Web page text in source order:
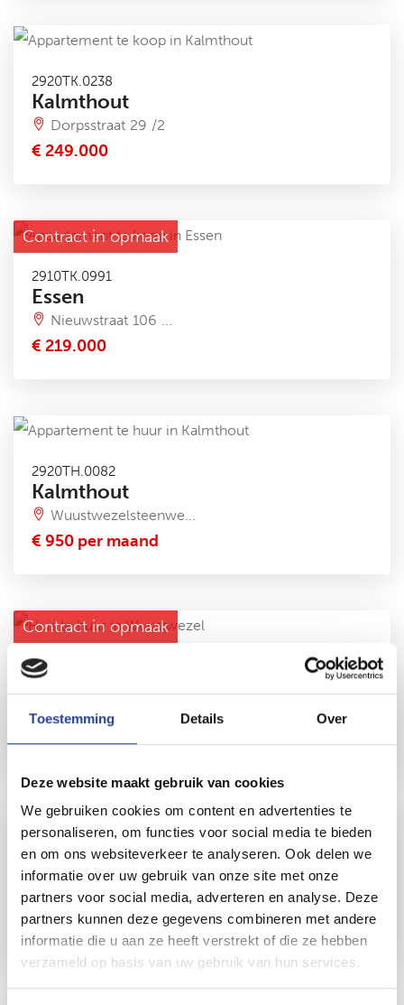
Toestemming Details Over
Deze website maakt gebruik van cookies
We gebruiken cookies om content en advertenties te
personaliseren, om functies voor social media te bieden
en om ons websiteverkeer te analyseren. Ook delen we
informatie over uw gebruik van onze site met onze
partners voor social media, adverteren en analyse. Deze
partners kunnen deze gegevens combineren met andere
informatie die u aan ze heeft verstrekt of die ze hebben
verzameld op basis van uw gebruik van hun services.
2920TK.0238
Kalmthout
Dorpsstraat 29 /2
€ 249.000
Contract in opmaak
2910TK.0991
Essen
Nieuwstraat 106 ...
€ 219.000
2920TH.0082
Kalmthout
Wuustwezelsteenwe...
€ 950 per maand
Contract in opmaak
2990TH.0076
Wuustwezel
Hofakker 26
2920TH.0154
Kalmthout
Heiken 83
€ 1.950 per maand